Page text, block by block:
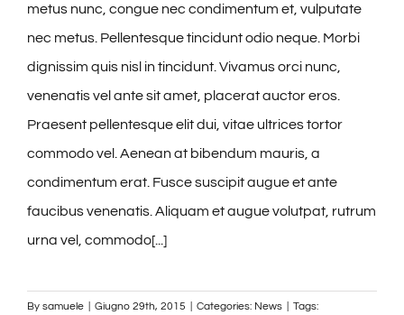
metus nunc, congue nec condimentum et, vulputate
nec metus. Pellentesque tincidunt odio neque. Morbi
dignissim quis nisl in tincidunt. Vivamus orci nunc,
venenatis vel ante sit amet, placerat auctor eros.
Praesent pellentesque elit dui, vitae ultrices tortor
commodo vel. Aenean at bibendum mauris, a
condimentum erat. Fusce suscipit augue et ante
faucibus venenatis. Aliquam et augue volutpat, rutrum
urna vel, commodo[...]
By samuele Giugno 29th, 2015 Categories: News
Tags: